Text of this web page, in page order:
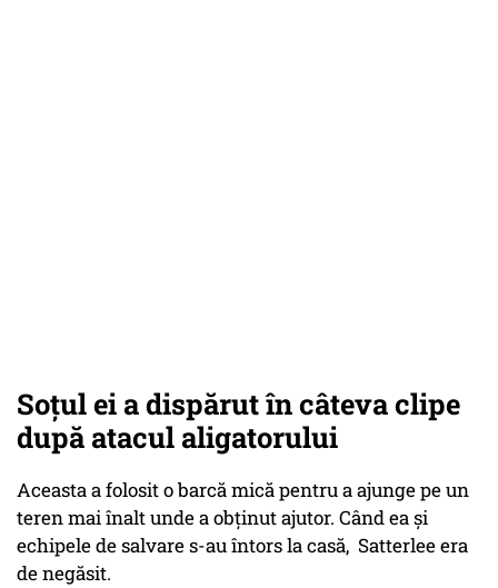
Soțul ei a dispărut în câteva clipe
după atacul aligatorului
Aceasta a folosit o barcă mică pentru a ajunge pe un
teren mai înalt unde a obținut ajutor. Când ea și
echipele de salvare s-au întors la casă, Satterlee era
de negăsit.